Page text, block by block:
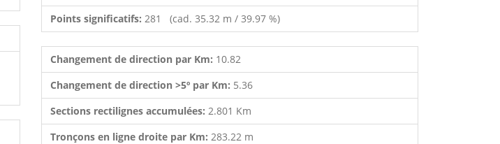
Points significatifs: 281 (cad. 35.32 m / 39.97 %)
Changement de direction par Km: 10.82
Changement de direction >5º par Km: 5.36
Sections rectilignes accumulées: 2.801 Km
Tronçons en ligne droite par Km: 283.22 m